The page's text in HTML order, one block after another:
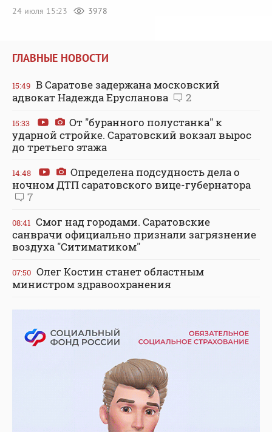
24 июля 15:23
3978
ГЛАВНЫЕ НОВОСТИ
15:49 В Саратове задержана московский
адвокат Надежда Ерусланова
2
15:33
От "буранного полустанка" к
ударной стройке. Саратовский вокзал вырос
до третьего этажа
14:48
Определена подсудность дела о
ночном ДТП саратовского вице-губернатора
7
08:41 Смог над городами. Саратовские
санврачи официально признали загрязнение
воздуха "Ситиматиком"
07:50 Олег Костин станет областным
министром здравоохранения